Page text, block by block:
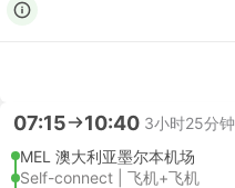
07:15 10:40 3小时25分钟
MEL 澳大利亚墨尔本机场
Self-connect | 飞机+飞机